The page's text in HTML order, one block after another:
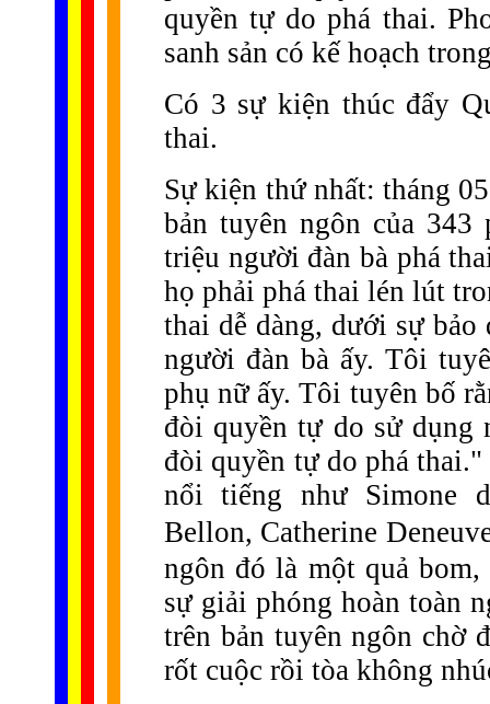
quyền tự do phá thai.
sanh sản có kế hoạch
Có 3 sự kiện thúc đẩy
thai.
Sự kiện thứ nhất: tháng
bản tuyên ngôn của
triệu người đàn bà phá
họ phải phá thai lén lút
thai dễ dàng, dưới sự
người đàn bà ấy. Tôi
phụ nữ ấy. Tôi tuyên bố
đòi quyền tự do sử dụng
đòi quyền tự do phá
nổi tiếng như Simone
Bellon, Catherine
ngôn đó là một quả
sự giải phóng hoàn toàn
trên bản tuyên ngôn chờ
rốt cuộc rồi tòa không